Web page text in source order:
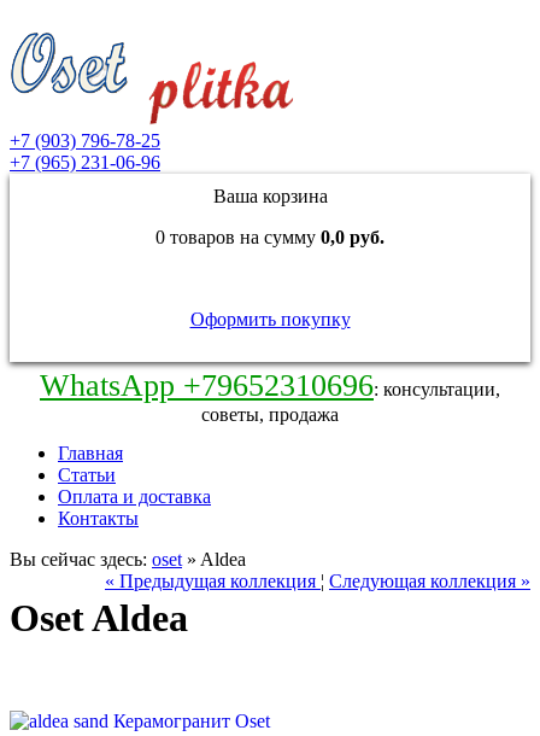
+7 (903) 796-78-25
+7 (965) 231-06-96
Ваша корзина
0 товаров на сумму 0,0 руб.
Оформить покупку
WhatsApp +79652310696: консультации,
советы, продажа
Главная
Статьи
Оплата и доставка
Контакты
Вы сейчас здесь: oset » Aldea
« Предыдущая коллекция ¦ Следующая коллекция »
Oset Aldea